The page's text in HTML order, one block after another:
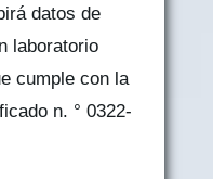
datos de
laboratorio
cumple con la
n. ° 0322-